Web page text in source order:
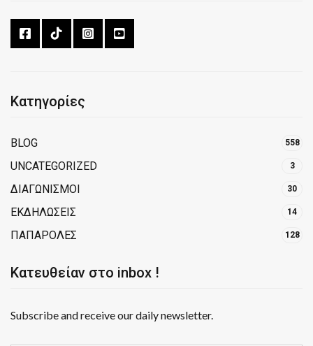
Κατηγορίες
BLOG 558
UNCATEGORIZED 3
ΔΙΑΓΩΝΙΣΜΟΙ 30
ΕΚΔΗΛΩΣΕΙΣ 14
ΠΑΠΑΡΟΛΕΣ 128
Κατευθείαν στο inbox !
Subscribe and receive our daily newsletter.